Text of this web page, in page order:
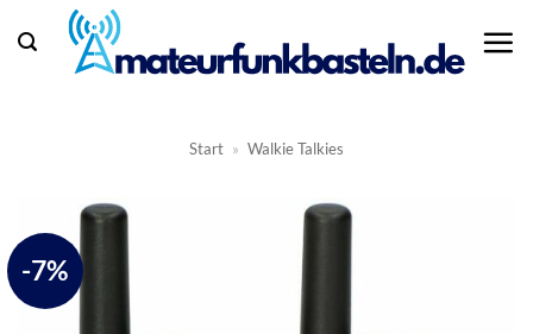
Inhalt
Start » Walkie Talkies
-7%